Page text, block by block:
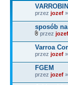
przez jozef
sposób
przez jozef
Varroa
przez jozef
FGEM
przez jozef